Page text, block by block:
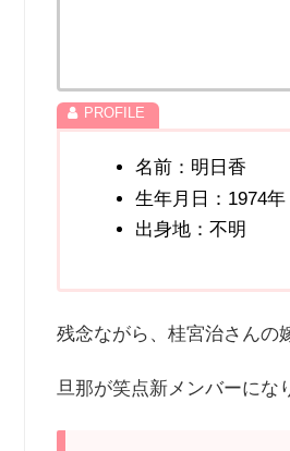
名前：明日香
生年月日：1974年
出身地：不明
残念ながら、桂宮治さんの
旦那が笑点新メンバーにな